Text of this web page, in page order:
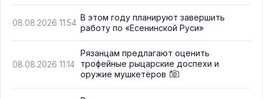
08.08.2026 11:54
В этом году планируют завершить
работу по «Есенинской Руси»
08.08.2026 11:14
Рязанцам предлагают оценить
трофейные рыцарские доспехи и
оружие мушкетёров